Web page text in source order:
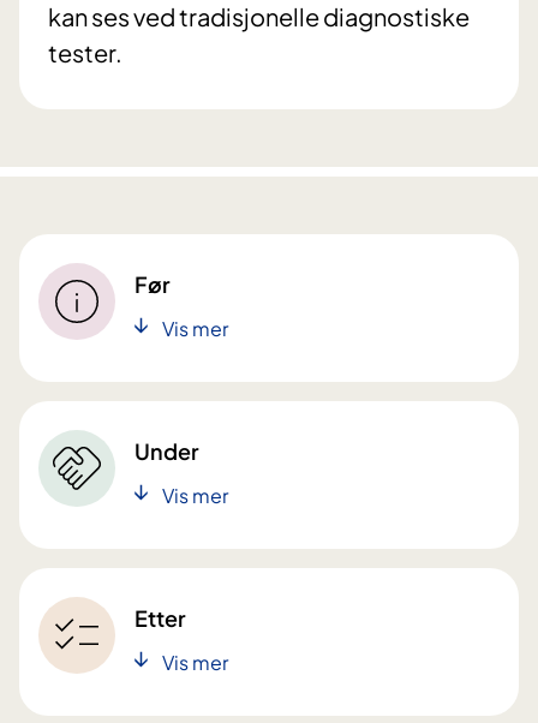
kan ses ved tradisjonelle diagnostiske
tester.
Før
Vis mer
Under
Vis mer
Etter
Vis mer